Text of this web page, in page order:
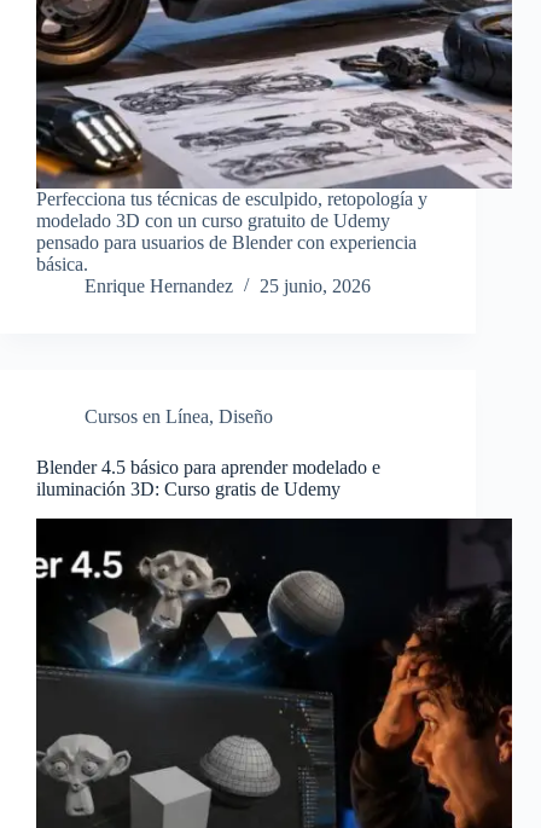
Perfecciona tus técnicas de esculpido, retopología y
modelado 3D con un curso gratuito de Udemy
pensado para usuarios de Blender con experiencia
básica.
Enrique Hernandez
25 junio, 2026
Cursos en Línea, Diseño
Blender 4.5 básico para aprender modelado e
iluminación 3D: Curso gratis de Udemy